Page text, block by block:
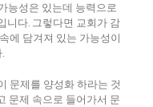
능성은 있는데 능력으로
니다. 그렇다면 교회가 감
에 담겨져 있는 가능성이
문제를 양성화 하라는 것
문제 속으로 들어가서 문